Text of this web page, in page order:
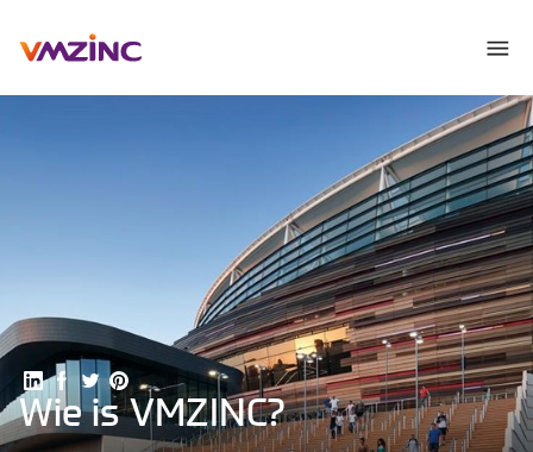
Deel op LinkedIn
Deel op Facebook
Delen op Twitter
Delen op Pinterest
Wie is VMZINC?